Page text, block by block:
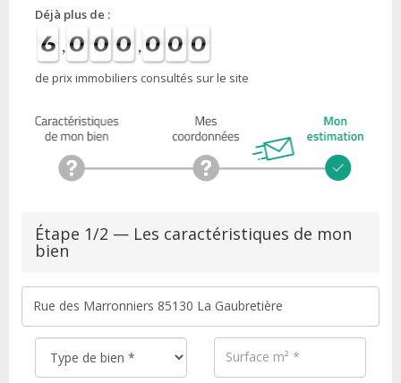
Déjà plus de :
de prix immobiliers consultés sur le site
Étape 1/2 — Les caractéristiques de mon
bien